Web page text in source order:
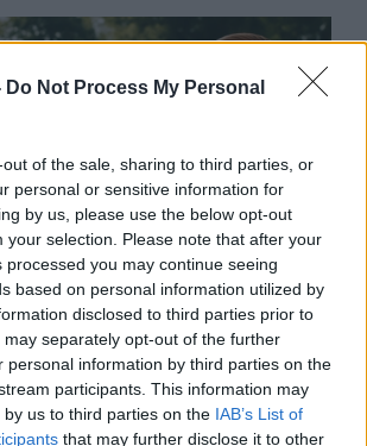
Do Not Process My Personal
of the sale, sharing to third parties, or
personal or sensitive information for
by us, please use the below opt-out
your selection. Please note that after your
processed you may continue seeing
based on personal information utilized by
disclosed to third parties prior to
separately opt-out of the further
personal information by third parties on the
participants. This information may
us to third parties on the IAB’s List of
that may further disclose it to other
ÍZEK ÉS ÉLMÉNYEK A
és a nap egyre tovább marad
támad kedve kirándulni a